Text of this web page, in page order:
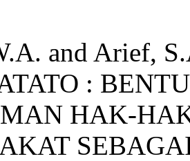
and Arief,
:
HAK-